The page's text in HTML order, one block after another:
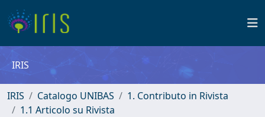
IRIS
IRIS Catalogo UNIBAS
1. Contributo in Rivista
1.1 Articolo su Rivista